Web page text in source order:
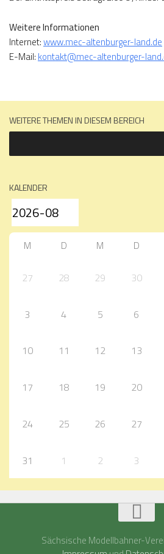
Weitere Informationen
Internet:www.mec-altenburger-land.de
E-Mail: kontakt@mec-altenburger-
WEITERE THEMEN IN DIESEM BEREICH
KALENDER
M D M D
27 28 29 30
3 4 5 6
10 11 12 13
17 18 19 20
24 25 26 27
31 1 2 3
Sächsische Modellbahner-